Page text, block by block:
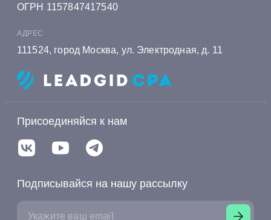
ОГРН 1157847417540
АДРЕС
111524, город Москва, ул. Электродная, д. 11
Подписывайся на нашу рассылку
Присоединяйся к нам